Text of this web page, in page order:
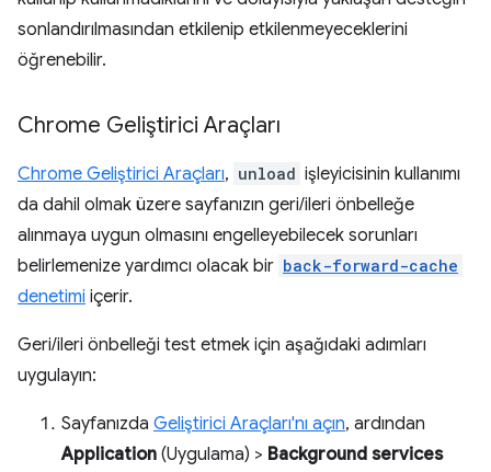
sonlandırılmasından etkilenip etkilenmeyeceklerini
öğrenebilir.
Chrome Geliştirici Araçları
Chrome Geliştirici Araçları, unload işleyicisinin kullanımı
da dahil olmak üzere sayfanızın geri/ileri önbelleğe
alınmaya uygun olmasını engelleyebilecek sorunları
belirlemenize yardımcı olacak bir back-forward-cache
denetimi içerir.
Geri/ileri önbelleği test etmek için aşağıdaki adımları
uygulayın:
Sayfanızda Geliştirici Araçları'nı açın, ardından
Application (Uygulama) > Background services